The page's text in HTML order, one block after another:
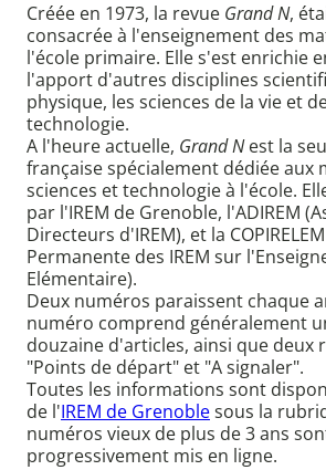
Créée en 1973, la revue Grand N,
consacrée à l'enseignement des
l'école primaire. Elle s'est enrichie
l'apport d'autres disciplines
physique, les sciences de la vie et
technologie.
A l'heure actuelle, Grand Nest la
française spécialement dédiée aux
sciences et technologie à l'école.
par l'IREM de Grenoble, l'ADIREM
Directeurs d'IREM), et la
Permanente des IREM sur
Elémentaire).
Deux numéros paraissent chaque
numéro comprend généralement
douzaine d'articles, ainsi que deux
"Points de départ" et "A signaler".
Toutes les informations sont
de l'IREM de Grenoblesous la
numéros vieux de plus de 3 ans
progressivement mis en ligne.